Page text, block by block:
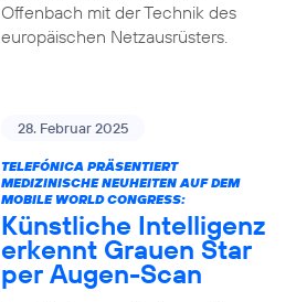
Offenbach mit der Technik des
europäischen Netzausrüsters.
28. Februar 2025
TELEFÓNICA PRÄSENTIERT
MEDIZINISCHE NEUHEITEN AUF DEM
MOBILE WORLD CONGRESS:
Künstliche Intelligenz
erkennt Grauen Star
per Augen-Scan